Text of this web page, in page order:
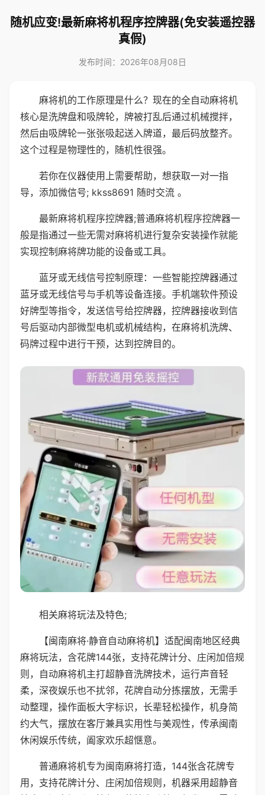
随机应变!最新麻将机程序控牌器(免安装遥控器
真假)
发布时间：2026年08月08日
麻将机的工作原理是什么？现在的全自动麻将机
核心是洗牌盘和吸牌轮，牌被打乱后通过机械搅拌，
然后由吸牌轮一张张吸起送入牌道，最后码放整齐。
这个过程是物理性的，随机性很强。
若你在仪器使用上需要帮助，想获取一对一指
导，添加微信号; kkss8691 随时交流 。
最新麻将机程序控牌器;普通麻将机程序控牌器一
般是指通过一些无需对麻将机进行复杂安装操作就能
实现控制麻将牌功能的设备或工具。
蓝牙或无线信号控制原理：一些智能控牌器通过
蓝牙或无线信号与手机等设备连接。手机端软件预设
好牌型等指令，发送信号给控牌器，控牌器接收到信
号后驱动内部微型电机或机械结构，在麻将机洗牌、
码牌过程中进行干预，达到控牌目的。
相关麻将玩法及特色;
【闽南麻将·静音自动麻将机】适配闽南地区经典
麻将玩法，含花牌144张，支持花牌计分、庄闲加倍规
则，自动麻将机主打超静音洗牌技术，运行声音轻
柔，深夜娱乐也不扰邻，花牌自动分拣摆放，无需手
动整理，操作面板大字标识，长辈轻松操作，机身简
约大气，摆放在客厅兼具实用性与美观性，传承闽南
休闲娱乐传统，阖家欢乐超惬意。
普通麻将机专为闽南麻将打造，144张含花牌专
用，支持花牌计分、庄闲加倍规则，机器采用超静音